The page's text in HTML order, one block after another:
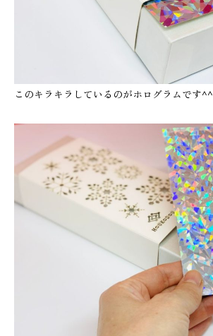
このキラキラしているのがホログラムです^^